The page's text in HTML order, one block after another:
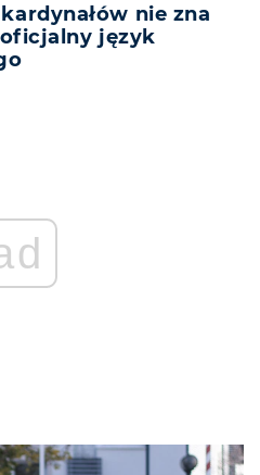
nie zna
język